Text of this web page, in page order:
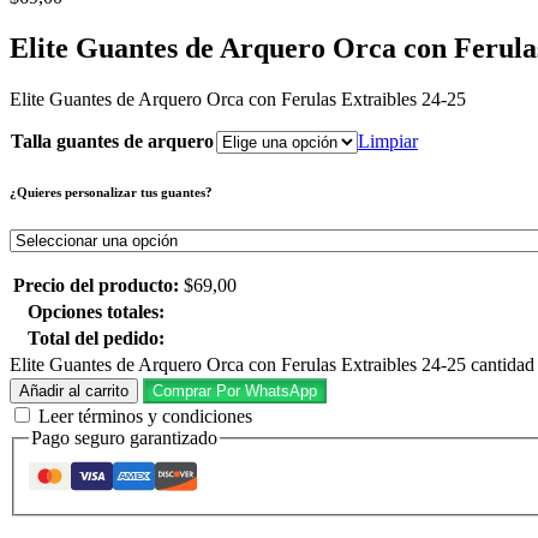
Elite Guantes de Arquero Orca con
Elite Guantes de Arquero Orca con Ferulas Extraibles 24-25
Talla guantes de arquero Limpiar
¿Quieres personalizar tus guantes?
Precio del producto: $69,00
Opciones totales:
Total del pedido:
Elite Guantes de Arquero Orca con Ferulas Extraibles 24-25 cantidad
Añadir al carrito Comprar Por WhatsApp
Leer términos y condiciones
Pago seguro garantizado